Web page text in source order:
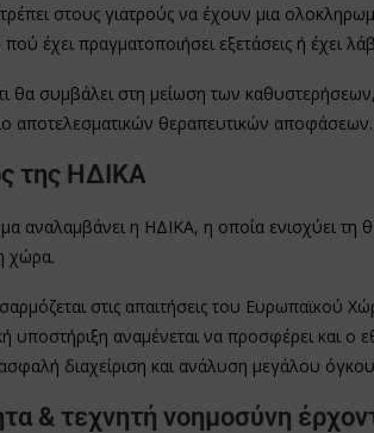
στους γιατρούς να έχουν μια
έχει πραγματοποιήσει εξετάσεις ή έχει
θα συμβάλει στη μείωση των
αποτελεσματικών θεραπευτικών αποφάσεων.
της ΗΔΙΚΑ
αναλαμβάνει η ΗΔΙΚΑ, η οποία ενισχύει τη
χώρα.
στις απαιτήσεις του Ευρωπαϊκού
υποστήριξη αναμένεται να προσφέρει και ο
διαχείριση και ανάλυση μεγάλου
& τεχνητή νοημοσύνη